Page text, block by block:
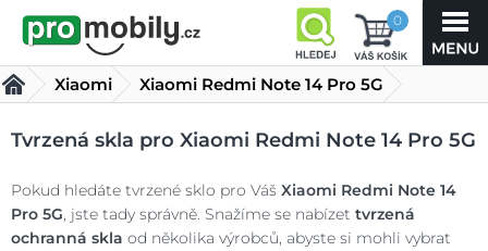
0
Xiaomi
Xiaomi Redmi Note 14 Pro 5G
Tvrzená skla pro Xiaomi Redmi Note 14 Pro 5G
Pokud hledáte tvrzené sklo pro Váš Xiaomi Redmi Note 14
Pro 5G, jste tady správně. Snažíme se nabízet tvrzená
ochranná skla od několika výrobců, abyste si mohli vybrat